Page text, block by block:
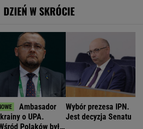
DZIEŃ W SKRÓCIE
Ambasador
o UPA.
Polaków było
Wybór prezesa IPN.
Jest decyzja Senatu